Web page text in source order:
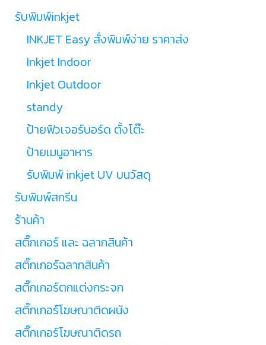
รับพิมพ์inkjet
INKJET Easy สั่งพิมพ์ง่าย ราคาส่ง
Inkjet Indoor
Inkjet Outdoor
standy
ป้ายฟิวเจอร์บอร์ด ตั้งโต๊ะ
ป้ายเมนูอาหาร
รับพิมพ์ inkjet UV บนวัสดุ
รับพิมพ์สกรีน
ร้านค้า
สติ๊กเกอร์ และ ฉลากสินค้า
สติ๊กเกอร์ฉลากสินค้า
สติ๊กเกอร์ตกแต่งกระจก
สติ๊กเกอร์โฆษณาติดผนัง
สติ๊กเกอร์โฆษณาติดรถ